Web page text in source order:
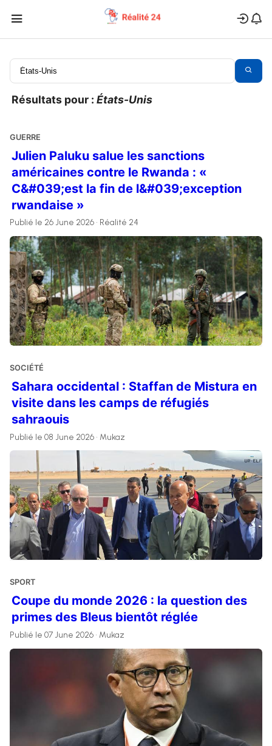
Résultats pour :États-Unis
GUERRE
Julien Paluku salue les sanctions
américaines contre le Rwanda : «
C&#039;est la fin de l&#039;exception
rwandaise »
Publié le 26 June 2026 • Réalité 24
SOCIÉTÉ
Sahara occidental : Staffan de Mistura en
visite dans les camps de réfugiés
sahraouis
Publié le 08 June 2026 • Mukaz
SPORT
Coupe du monde 2026 : la question des
primes des Bleus bientôt réglée
Publié le 07 June 2026 • Mukaz